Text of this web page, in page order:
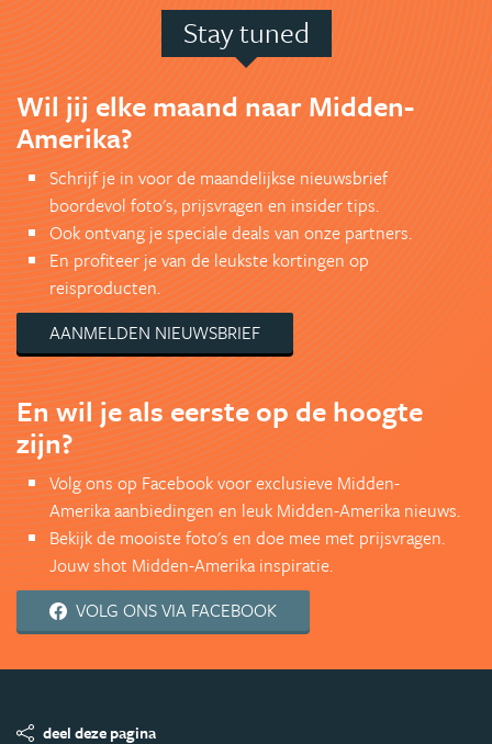
Stay tuned
Wil jij elke maand naar Midden-
Amerika?
Schrijf je in voor de maandelijkse nieuwsbrief
boordevol foto's, prijsvragen en insider tips.
Ook ontvang je speciale deals van onze partners.
En profiteer je van de leukste kortingen op
reisproducten.
AANMELDEN NIEUWSBRIEF
En wil je als eerste op de hoogte
zijn?
Volg ons op Facebook voor exclusieve Midden-
Amerika aanbiedingen en leuk Midden-Amerika nieuws.
Bekijk de mooiste foto's en doe mee met prijsvragen.
Jouw shot Midden-Amerika inspiratie.
VOLG ONS VIA FACEBOOK
deel deze pagina